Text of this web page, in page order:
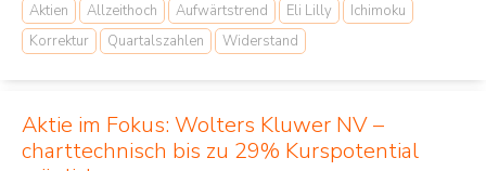
Aktien Allzeithoch Aufwärtstrend Eli Lilly
Ichimoku
Korrektur
Quartalszahlen Widerstand
Aktie im Fokus: Wolters Kluwer NV –
charttechnisch bis zu 29% Kurspotential